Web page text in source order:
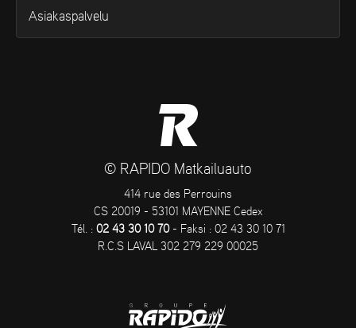
Asiakaspalvelu
© RAPIDO Matkailuauto
414 rue des Perrouins
CS 20019 - 53101 MAYENNE Cedex
Tél. : 02 43 30 10 70- Faksi : 02 43 30 10 71
R.C.S LAVAL 302 279 229 00025